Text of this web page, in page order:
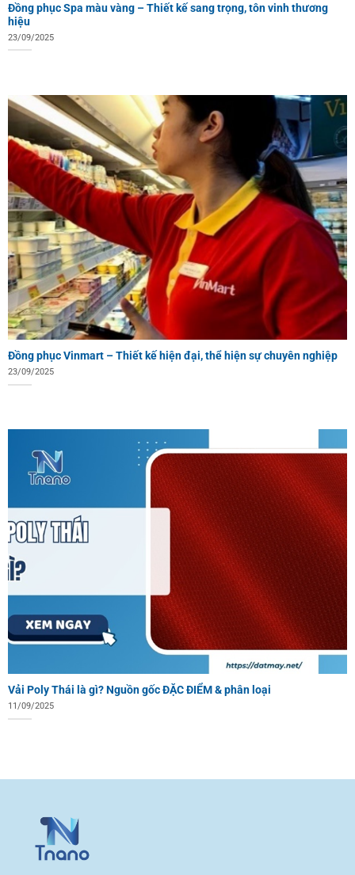
Đồng phục Spa màu vàng – Thiết kế sang trọng, tôn vinh thương
hiệu
23/09/2025
Đồng phục Vinmart – Thiết kế hiện đại, thể hiện sự chuyên nghiệp
23/09/2025
Vải Poly Thái là gì? Nguồn gốc ĐẶC ĐIỂM & phân loại
11/09/2025